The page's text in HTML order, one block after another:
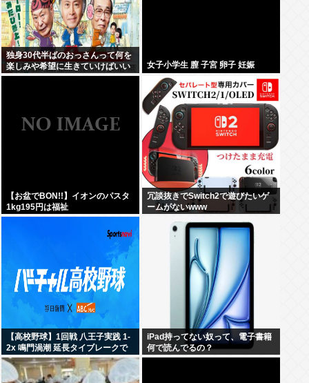
独身30代半ばのおっさんって何を
楽しみや希望に生きていけばいい
んだ？
女子小学生 膣 子宮 卵子 妊娠
【お盆でBON!!】イオンのパスタ
1kg195円は福祉
冗談抜きでSwitch2で遊びたいゲ
ームがないwww
【高校野球】1回戦 八王子実践 1-
2x 鳴門渦潮 延長タイブレークで
サヨナラ勝ち 鳴門渦潮として甲子
園1勝
iPad持ってない奴って、電子書籍
何で読んでるの？